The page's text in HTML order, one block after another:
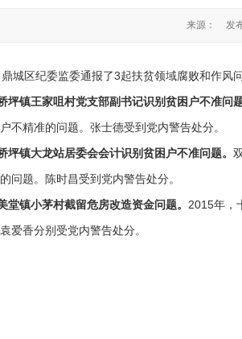
来源： 发
城区纪委监委通报了3起扶贫领域腐败和作风
坪镇王家咀村党支部副书记识别贫困户不准问
不精准的问题。张士德受到党内警告处分。
坪镇大龙站居委会会计识别贫困户不准问题。
问题。陈时昌受到党内警告处分。
堂镇小茅村截留危房改造资金问题。 2015年，
爱香分别受党内警告处分。